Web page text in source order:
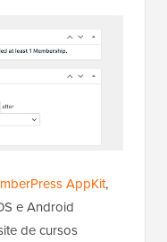
AppKit,
e Android
de cursos